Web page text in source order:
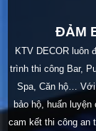
ĐẢM
KTV DECOR luôn
trình thi công Bar,
Spa, Căn hộ… Với
bảo hộ, huấn
cam kết thi công an